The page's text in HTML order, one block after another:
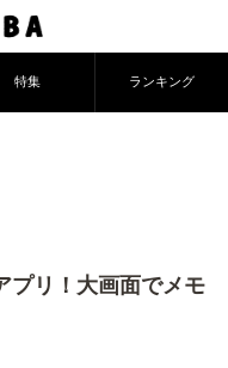
特集 ランキング
プリ！大画面でメモ